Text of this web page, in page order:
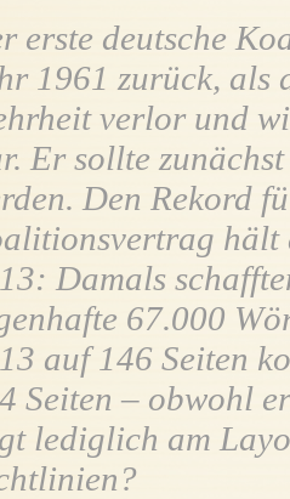
erste deutsche
1961 zurück, als
verlor und
Er sollte
Den Rekord
Damals
67.000
auf 146 Seiten
Seiten – obwohl
lediglich am